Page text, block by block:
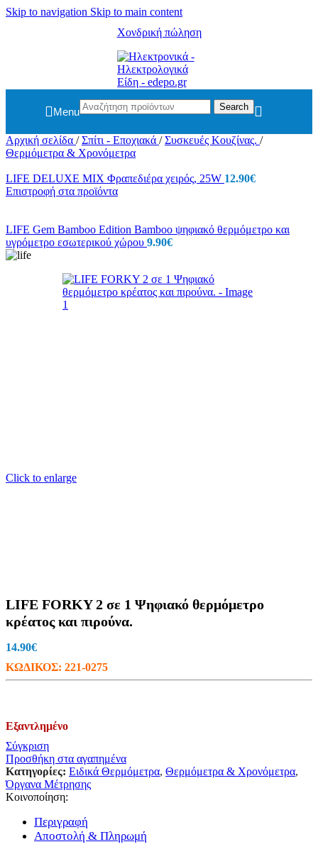
Skip to navigation Skip to main content
Χονδρική πώληση
Menu Search
Αρχική σελίδα / Σπίτι - Εποχιακά / Συσκευές Κουζίνας. /
Θερμόμετρα & Χρονόμετρα
LIFE DELUXE MIX Φραπεδιέρα χειρός, 25W 12.90€
Επιστροφή στα προϊόντα
LIFE Gem Bamboo Edition Bamboo ψηφιακό θερμόμετρο και
υγρόμετρο εσωτερικού χώρου 9.90€
Click to enlarge
LIFE FORKY 2 σε 1 Ψηφιακό θερμόμετρο
κρέατος και πιρούνα.
14.90€
ΚΩΔΙΚΟΣ: 221-0275
Εξαντλημένο
Σύγκριση
Προσθήκη στα αγαπημένα
Κατηγορίες: Ειδικά Θερμόμετρα, Θερμόμετρα & Χρονόμετρα,
Όργανα Μέτρησης
Κοινοποίηση:
Περιγραφή
Αποστολή & Πληρωμή